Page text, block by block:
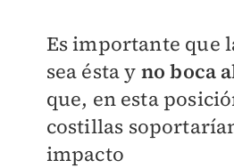
Es importante que
sea ésta y no boca
que, en esta
costillas
impacto